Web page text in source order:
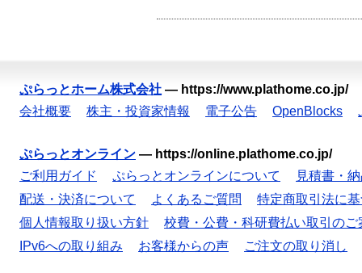
ぷらっとホーム株式会社 — https://www.plathome.co.jp/
会社概要
株主・投資家情報 電子公告 OpenBlocks
ぷらっとオンライン — https://online.plathome.co.jp/
ご利用ガイド
ぷらっとオンラインについて
見積書・
配送・決済について
よくあるご質問
特定商取引法に
個人情報取り扱い方針
校費・公費・科研費払い取引のご
IPv6への取り組み
お客様からの声 ご注文の取り消し